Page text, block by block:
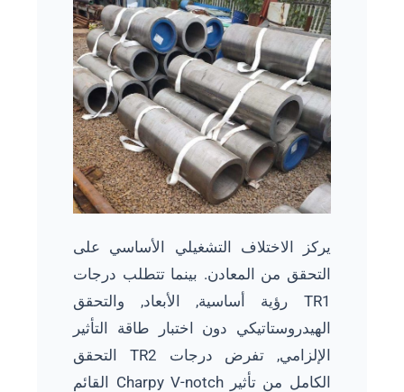
يركز الاختلاف التشغيلي الأساسي على
التحقق من المعادن. بينما تتطلب درجات
TR1 رؤية أساسية, الأبعاد, والتحقق
الهيدروستاتيكي دون اختبار طاقة التأثير
الإلزامي, تفرض درجات TR2 التحقق
الكامل من تأثير Charpy V-notch القائم